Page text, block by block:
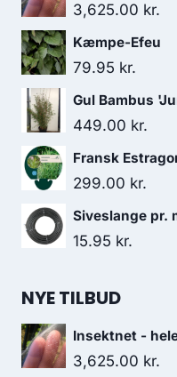
3,625.00 kr.
Kæmpe-Efeu
79.95 kr.
Gul Bambus
449.00 kr.
Fransk
299.00 kr.
Siveslange pr.
15.95 kr.
NYE TILBUD
Insektnet -
3,625.00 kr.